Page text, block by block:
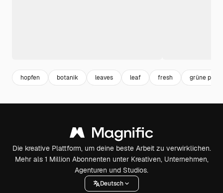
hopfen botanik leaves leaf fresh grüne
Die kreative Plattform, um deine beste Arbeit zu verwirklichen.
Mehr als 1 Million Abonnenten unter Kreativen, Unternehmen,
Agenturen und Studios.
Deutsch